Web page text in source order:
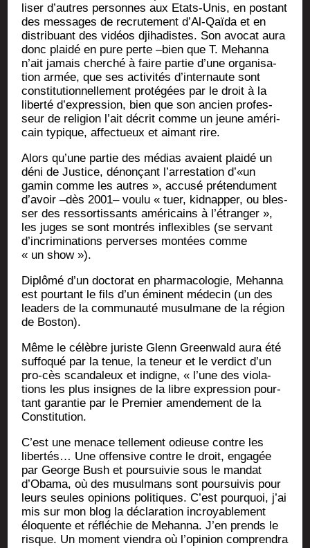
li­ser d’autres per­sonnes aux Etats-Unis, en pos­tant
des mes­sages de recru­te­ment d’Al-Qaï­da et en
dis­tri­buant des vidéos dji­ha­distes. Son avo­cat aura
donc plai­dé en pure perte –bien que T. Mehan­na
n’ait jamais cher­ché à faire par­tie d’une orga­ni­sa­
tion armée, que ses acti­vi­tés d’in­ter­naute sont
consti­tu­tion­nel­le­ment pro­té­gées par le droit à la
liber­té d’ex­pres­sion, bien que son ancien pro­fes­
seur de reli­gion l’ait décrit comme un jeune amé­ri­
cain typique, affec­tueux et aimant rire.
Alors qu’une par­tie des médias avaient plai­dé un
déni de Jus­tice, dénon­çant l’arrestation d’«un
gamin comme les autres », accu­sé pré­ten­du­ment
d’avoir –dès 2001– vou­lu « tuer, kid­nap­per, ou bles­
ser des res­sor­tis­sants amé­ri­cains à l’étranger »,
les juges se sont mon­trés inflexibles (se ser­vant
d’incriminations per­verses mon­tées comme
« un show »).
Diplô­mé d’un doc­to­rat en phar­ma­co­lo­gie, Mehan­na
est pour­tant le fils d’un émi­nent méde­cin (un des
lea­ders de la com­mu­nau­té musul­mane de la région
de Boston).
Même le célèbre juriste Glenn Green­wald aura été
suf­fo­qué par la tenue, la teneur et le ver­dict d’un
pro-cès scan­da­leux et indigne, « l’une des vio­la­
tions les plus insignes de la libre expres­sion pour­
tant garan­tie par le Pre­mier amen­de­ment de la
Constitution.
C’est une menace tel­le­ment odieuse contre les
liber­tés… Une offen­sive contre le droit, enga­gée
par George Bush et pour­sui­vie sous le man­dat
d’Obama, où des musul­mans sont pour­sui­vis pour
leurs seules opi­nions poli­tiques. C’est pour­quoi, j’ai
mis sur mon blog la décla­ra­tion incroya­ble­ment
élo­quente et réflé­chie de Mehan­na. J’en prends le
risque. Un moment vien­dra où l’opinion com­pren­dra